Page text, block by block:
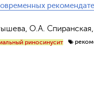
О.А.
риносинусит